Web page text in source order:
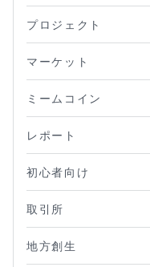
プロジェクト
マーケット
ミームコイン
レポート
初心者向け
取引所
地方創生